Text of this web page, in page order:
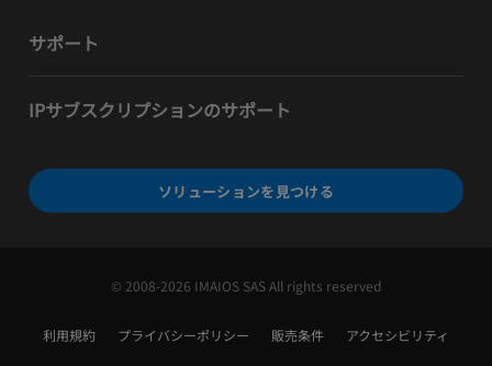
サポート
IPサブスクリプションのサポート
ソリューションを見つける
© 2008-2026 IMAIOS SAS All rights reserved
利用規約 プライバシーポリシー 販売条件 アクセシビリティ